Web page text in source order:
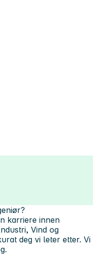
karriere innen
Vind og
deg vi leter etter. Vi